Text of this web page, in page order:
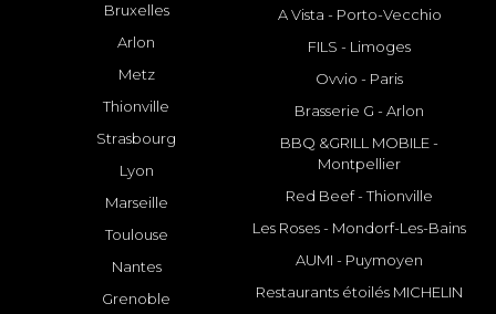
Bruxelles
Arlon
Metz
Thionville
Strasbourg
Lyon
Marseille
Toulouse
Nantes
Grenoble
A Vista - Porto-Vecchio
FILS - Limoges
Ovvio - Paris
Brasserie G - Arlon
BBQ &GRILL MOBILE -
Montpellier
Red Beef - Thionville
Les Roses - Mondorf-Les-Bains
AUMI - Puymoyen
Restaurants étoilés MICHELIN